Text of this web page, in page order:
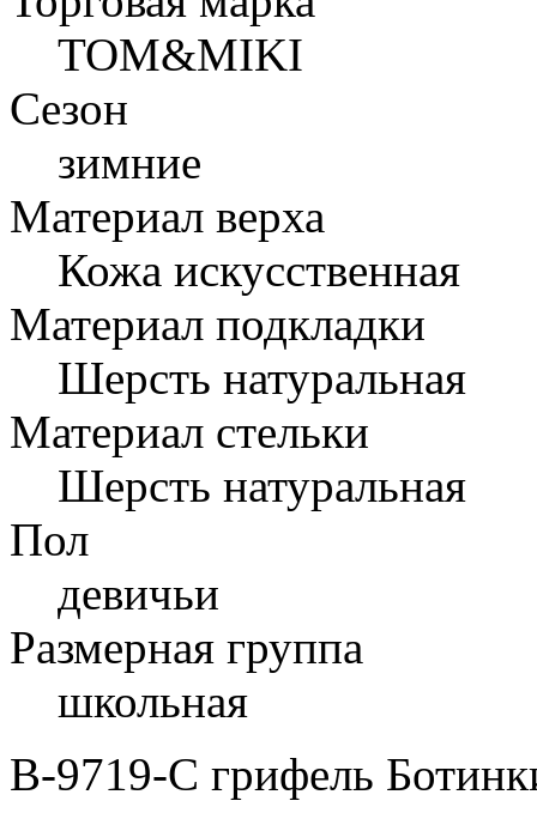
TOM&MIKI
Сезон
зимние
Материал верха
Кожа искусственная
Материал подкладки
Шерсть натуральная
Материал стельки
Шерсть натуральная
Пол
девичьи
Размерная группа
школьная
B-9719-C грифель